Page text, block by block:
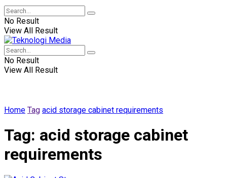
No Result
View All Result
No Result
View All Result
Home Tag acid storage cabinet requirements
Tag: acid storage cabinet
requirements